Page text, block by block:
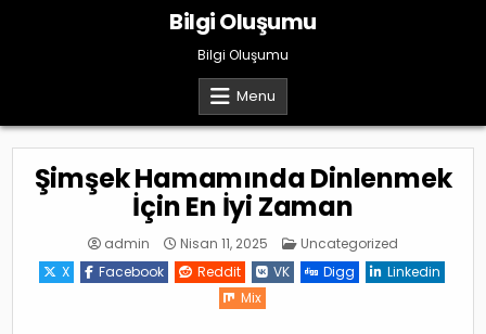
Bilgi Oluşumu
Bilgi Oluşumu
Menu
Şimşek Hamamında Dinlenmek
İçin En İyi Zaman
admin Nisan 11, 2025 Posted
Uncategorized
X
Facebook Reddit VK Digg
Linkedin
Mix